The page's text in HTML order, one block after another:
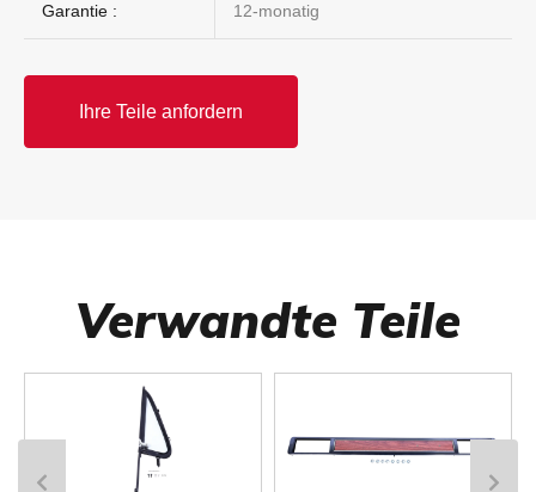
Garantie : 12-monatig
Ihre Teile anfordern
Verwandte Teile